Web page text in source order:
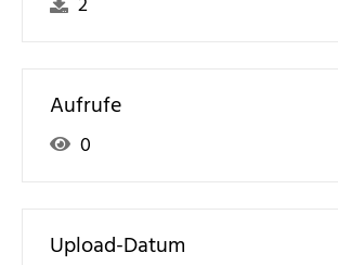
Aufrufe
0
Upload-Datum